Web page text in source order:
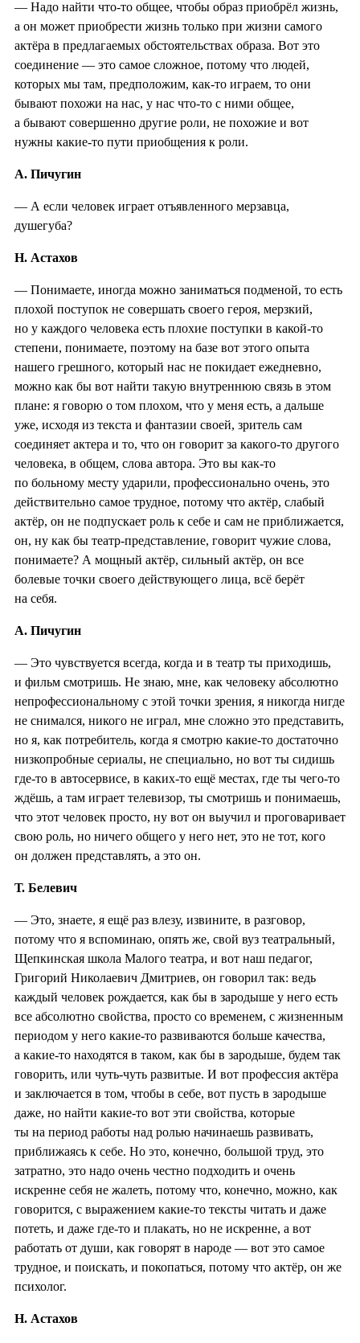
— Надо найти что-то общее, чтобы образ приобрёл жизнь,
а он может приобрести жизнь только при жизни самого
актёра в предлагаемых обстоятельствах образа. Вот это
соединение — это самое сложное, потому что людей,
которых мы там, предположим, как-то играем, то они
бывают похожи на нас, у нас что-то с ними общее,
а бывают совершенно другие роли, не похожие и вот
нужны какие-то пути приобщения к роли.
А. Пичугин
— А если человек играет отъявленного мерзавца,
душегуба?
Н. Астахов
— Понимаете, иногда можно заниматься подменой, то есть
плохой поступок не совершать своего героя, мерзкий,
но у каждого человека есть плохие поступки в какой-то
степени, понимаете, поэтому на базе вот этого опыта
нашего грешного, который нас не покидает ежедневно,
можно как бы вот найти такую внутреннюю связь в этом
плане: я говорю о том плохом, что у меня есть, а дальше
уже, исходя из текста и фантазии своей, зритель сам
соединяет актера и то, что он говорит за какого-то другого
человека, в общем, слова автора. Это вы как-то
по больному месту ударили, профессионально очень, это
действительно самое трудное, потому что актёр, слабый
актёр, он не подпускает роль к себе и сам не приближается,
он, ну как бы театр-представление, говорит чужие слова,
понимаете? А мощный актёр, сильный актёр, он все
болевые точки своего действующего лица, всё берёт
на себя.
А. Пичугин
— Это чувствуется всегда, когда и в театр ты приходишь,
и фильм смотришь. Не знаю, мне, как человеку абсолютно
непрофессиональному с этой точки зрения, я никогда нигде
не снимался, никого не играл, мне сложно это представить,
но я, как потребитель, когда я смотрю какие-то достаточно
низкопробные сериалы, не специально, но вот ты сидишь
где-то в автосервисе, в каких-то ещё местах, где ты чего-то
ждёшь, а там играет телевизор, ты смотришь и понимаешь,
что этот человек просто, ну вот он выучил и проговаривает
свою роль, но ничего общего у него нет, это не тот, кого
он должен представлять, а это он.
Т. Белевич
— Это, знаете, я ещё раз влезу, извините, в разговор,
потому что я вспоминаю, опять же, свой вуз театральный,
Щепкинская школа Малого театра, и вот наш педагог,
Григорий Николаевич Дмитриев, он говорил так: ведь
каждый человек рождается, как бы в зародыше у него есть
все абсолютно свойства, просто со временем, с жизненным
периодом у него какие-то развиваются больше качества,
а какие-то находятся в таком, как бы в зародыше, будем так
говорить, или чуть-чуть развитые. И вот профессия актёра
и заключается в том, чтобы в себе, вот пусть в зародыше
даже, но найти какие-то вот эти свойства, которые
ты на период работы над ролью начинаешь развивать,
приближаясь к себе. Но это, конечно, большой труд, это
затратно, это надо очень честно подходить и очень
искренне себя не жалеть, потому что, конечно, можно, как
говорится, с выражением какие-то тексты читать и даже
потеть, и даже где-то и плакать, но не искренне, а вот
работать от души, как говорят в народе — вот это самое
трудное, и поискать, и покопаться, потому что актёр, он же
психолог.
Н. Астахов